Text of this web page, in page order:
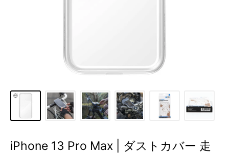
iPhone 13 Pro Max | ダストカバー 走